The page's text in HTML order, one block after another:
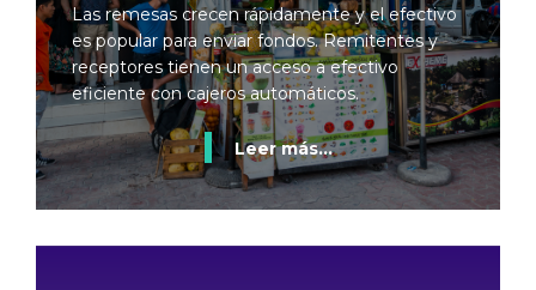
Las remesas crecen rápidamente y el efectivo
es popular para enviar fondos. Remitentes y
receptores tienen un acceso a efectivo
eficiente con cajeros automáticos.
Leer más...